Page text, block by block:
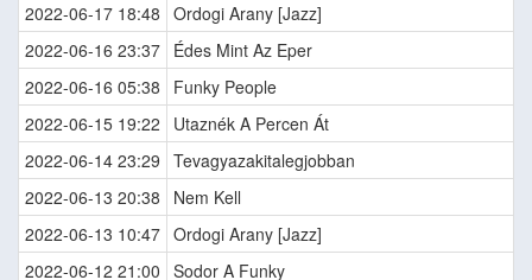
2022-06-17 18:48 Ordogi Arany [Jazz]
2022-06-16 23:37 Édes Mint Az Eper
2022-06-16 05:38
Funky People
2022-06-15 19:22
Utaznék A Percen Át
2022-06-14 23:29 Tevagyazakitalegjobban
2022-06-13 20:38
Nem Kell
2022-06-13 10:47 Ordogi Arany [Jazz]
2022-06-12 21:00 Sodor A Funky